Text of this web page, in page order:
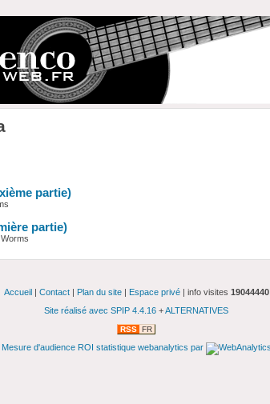
partie)
partie)
Accueil| Contact| Plan du site| Espace privé| info visites 19044440
Site réalisé avec SPIP 4.4.16 +ALTERNATIVES
RSS FR
Mesure d'audience ROI statistique webanalytics par